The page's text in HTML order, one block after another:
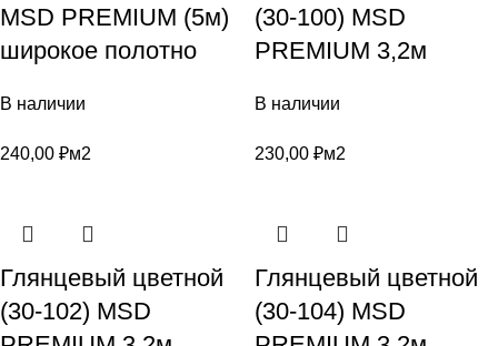
MSD PREMIUM (5м)
широкое полотно
В наличии
240,00 ₽м2
(30-100) MSD
PREMIUM 3,2м
В наличии
230,00 ₽м2
Глянцевый цветной
(30-102) MSD
Глянцевый цветной
(30-104) MSD